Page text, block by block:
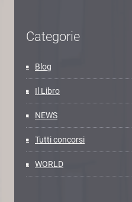
Categorie
Blog
Il Libro
NEWS
Tutti concorsi
WORLD